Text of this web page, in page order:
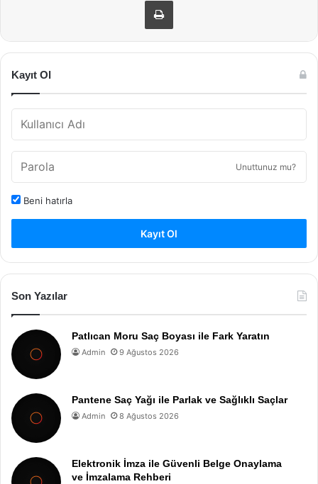
Kayıt Ol
Unuttunuz mu?
Beni hatırla
Kayıt Ol
Son Yazılar
Patlıcan Moru Saç Boyası ile Fark Yaratın
Admin 9 Ağustos 2026
Pantene Saç Yağı ile Parlak ve Sağlıklı Saçlar
Admin 8 Ağustos 2026
Elektronik İmza ile Güvenli Belge Onaylama
ve İmzalama Rehberi